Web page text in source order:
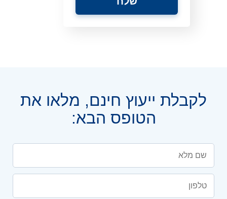
לקבלת ייעוץ חינם, מלאו את
הטופס הבא: